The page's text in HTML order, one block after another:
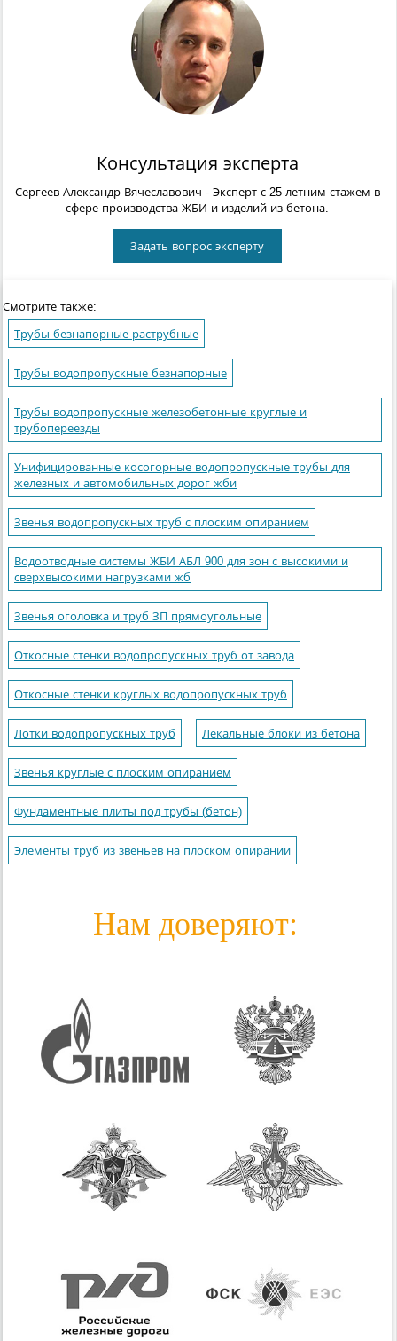
Консультация эксперта
Сергеев Александр Вячеславович - Эксперт с 25-летним стажем в
сфере производства ЖБИ и изделий из бетона.
Задать вопрос эксперту
Смотрите также:
Трубы безнапорные раструбные
Трубы водопропускные безнапорные
Трубы водопропускные железобетонные круглые и
трубопереезды
Унифицированные косогорные водопропускные трубы для
железных и автомобильных дорог жби
Звенья водопропускных труб с плоским опиранием
Водоотводные системы ЖБИ АБЛ 900 для зон с высокими и
сверхвысокими нагрузками жб
Звенья оголовка и труб ЗП прямоугольные
Откосные стенки водопропускных труб от завода
Откосные стенки круглых водопропускных труб
Лотки водопропускных труб Лекальные блоки из бетона
Звенья круглые с плоским опиранием
Фундаментные плиты под трубы (бетон)
Элементы труб из звеньев на плоском опирании
Нам доверяют: